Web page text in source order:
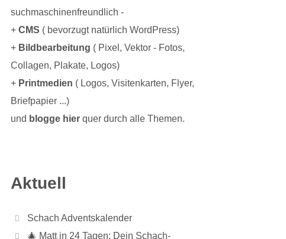
suchmaschinenfreundlich -
+ CMS ( bevorzugt natürlich WordPress)
+ Bildbearbeitung ( Pixel, Vektor - Fotos,
Collagen, Plakate, Logos)
+ Printmedien ( Logos, Visitenkarten, Flyer,
Briefpapier ...)
und blogge hierquer durch alle Themen.
Aktuell
Schach Adventskalender
🎄 Matt in 24 Tagen: Dein Schach-